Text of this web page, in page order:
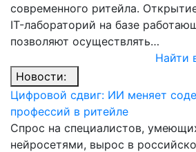
современного ритейла.
IT-лабораторий на базе
позволяют осуществлять…
Найти
Новости:
Цифровой сдвиг: ИИ меняет
профессий в ритейле
Спрос на специалистов,
нейросетями, вырос в